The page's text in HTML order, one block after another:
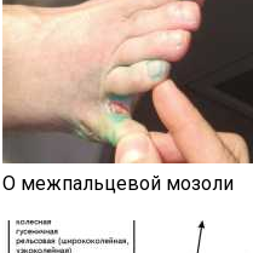
О межпальцевой мозоли